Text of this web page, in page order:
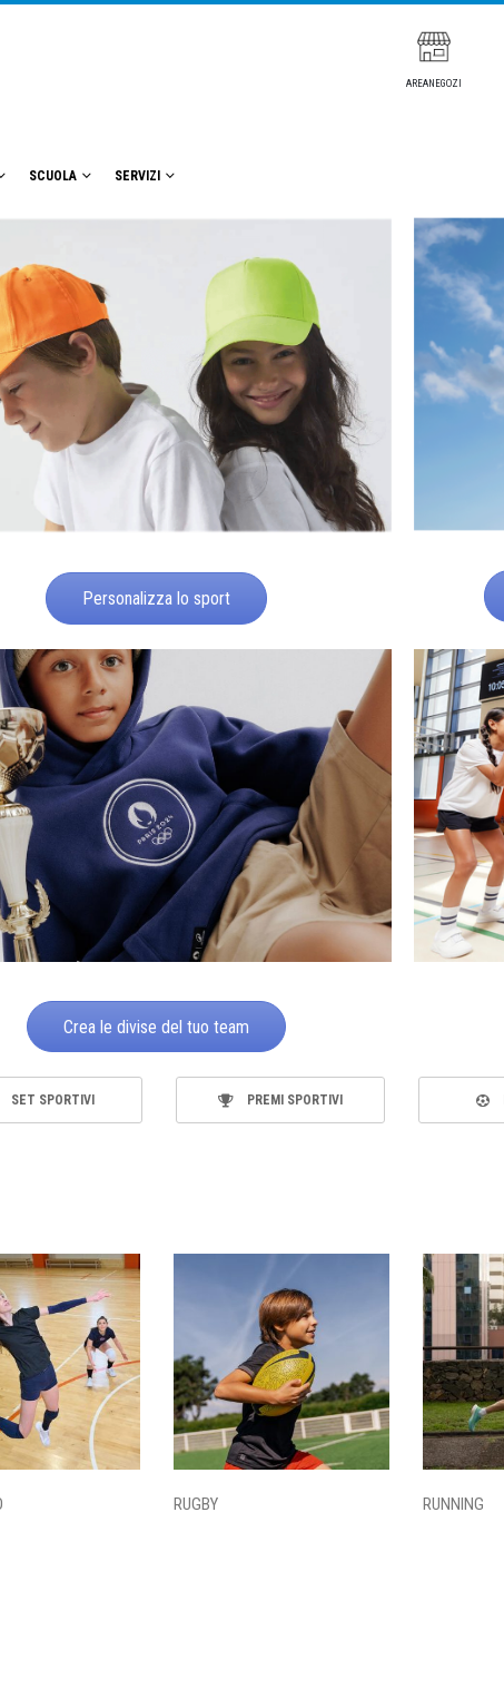
AREANEGOZI
SCUOLA SERVIZI
Personalizza lo sport
Crea le divise del tuo team
SET SPORTIVI PREMI SPORTIVI
RUGBY RUNNING